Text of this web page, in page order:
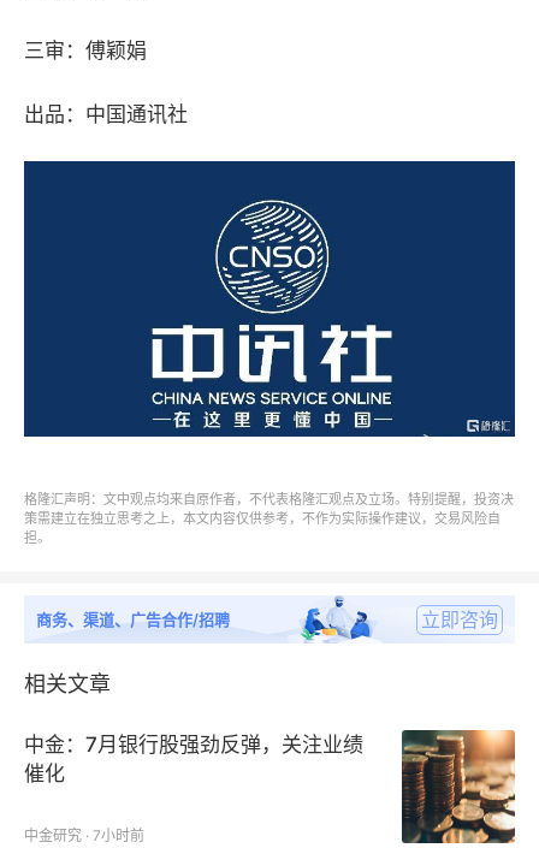
三审：傅颖娟
出品：中国通讯社
格隆汇声明：文中观点均来自原作者，不代表格隆汇观点及立场。特别提醒，投资决
策需建立在独立思考之上，本文内容仅供参考，不作为实际操作建议，交易风险自
担。
商务、渠道、广告合作/招聘 立即咨询
相关文章
中金：7月银行股强劲反弹，关注业绩
催化
中金研究 · 7小时前